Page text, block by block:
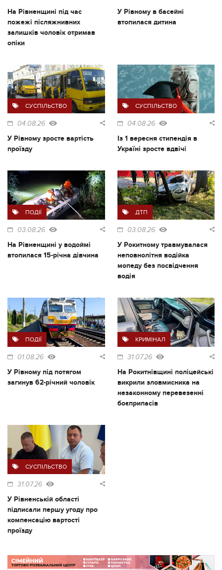
На Рівненщині під час
пожежі післяжнивних
залишків чоловік отримав
опіки
У Рівному в басейні
втопилася дитина
СУСПІЛЬСТВО
04.08.26
У Рівному зросте вартість
проїзду
СУСПІЛЬСТВО
04.08.26
Із 1 вересня стипендія в
Україні зросте вдвічі
ПОДІЇ
03.08.26
На Рівненщині у водоймі
втопилася 15-річна дівчина
ДТП
03.08.26
У Рокитному травмувалася
неповнолітня водійка
мопеду без посвідчення
водія
ПОДІЇ
01.08.26
У Рівному під потягом
загинув 62-річний чоловік
КРИМІНАЛ
31.07.26
На Рокитнівщині поліцейські
викрили зловмисника на
незаконному перевезенні
боєприпасів
СУСПІЛЬСТВО
31.07.26
У Рівненській області
підписали першу угоду про
компенсацію вартості
проїзду